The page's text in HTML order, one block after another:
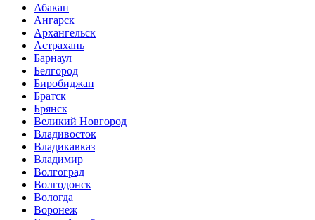
Абакан
Ангарск
Архангельск
Астрахань
Барнаул
Белгород
Биробиджан
Братск
Брянск
Великий Новгород
Владивосток
Владикавказ
Владимир
Волгоград
Волгодонск
Вологда
Воронеж